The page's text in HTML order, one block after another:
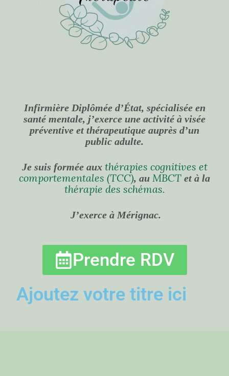
Infirmière Diplômée d’État, spécialisée en
santé mentale, j’exerce une activité à visée
préventive et thérapeutique auprès d’un
public adulte.
Je suis formée aux thérapies cognitives et
comportementales (TCC), au MBCT et à la
thérapie des schémas.
J’exerce à Mérignac.
Prendre RDV
Ajoutez votre titre ici